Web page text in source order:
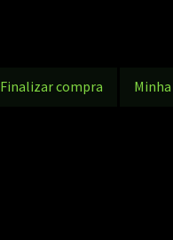
Finalizar compra